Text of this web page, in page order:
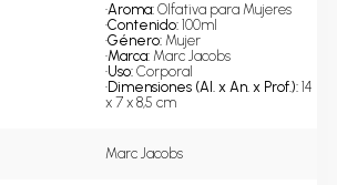
•Aroma: Olfativa para Mujeres
•Contenido: 100ml
•Género: Mujer
•Marca: Marc Jacobs
•Uso: Corporal
•Dimensiones (Al. x An. x Prof.): 14
x 7 x 8,5 cm
Marc Jacobs